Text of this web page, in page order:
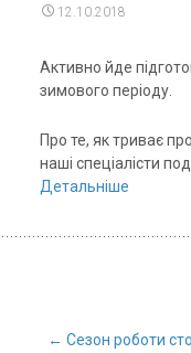
12.10.2018
Активно йде
зимового періоду.
Про те, як триває
наші спеціалісти
Детальніше
← Сезон роботи